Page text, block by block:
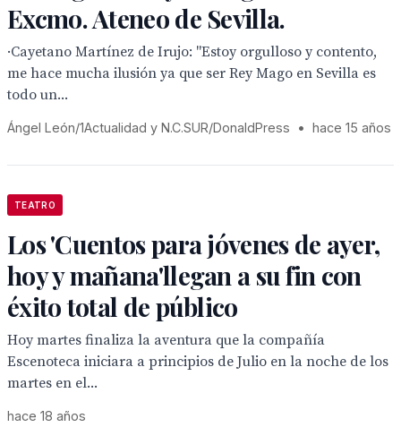
Excmo. Ateneo de Sevilla.
·Cayetano Martínez de Irujo: "Estoy orgulloso y contento,
me hace mucha ilusión ya que ser Rey Mago en Sevilla es
todo un...
Ángel León/1Actualidad y N.C.SUR/DonaldPress • hace 15 años
TEATRO
Los 'Cuentos para jóvenes de ayer,
hoy y mañana'llegan a su fin con
éxito total de público
Hoy martes finaliza la aventura que la compañía
Escenoteca iniciara a principios de Julio en la noche de los
martes en el...
hace 18 años